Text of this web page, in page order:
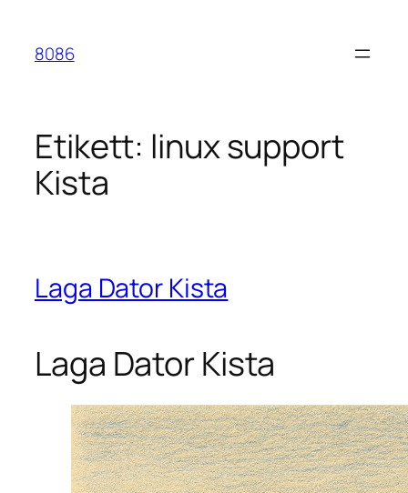
innehåll
8086
Etikett: linux support
Kista
Laga Dator Kista
Laga Dator Kista